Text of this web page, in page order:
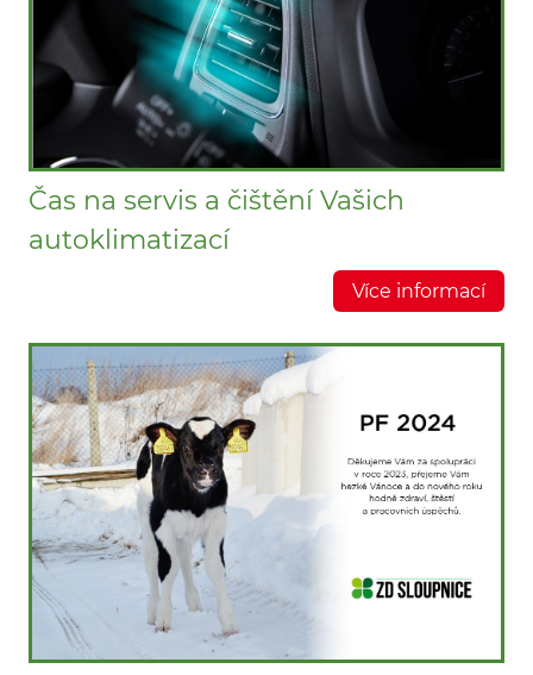
Čas na servis a čištění Vašich
autoklimatizací
Více informací